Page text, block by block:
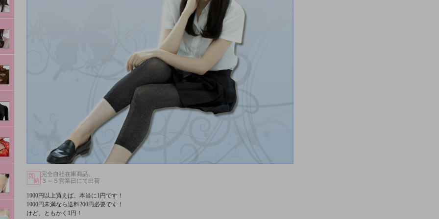
完全自社在庫商品。
３～５営業日にて出荷
1000円以上買えば、本当に1円です！
1000円未満なら送料200円必要です！
けど、ともかく1円！